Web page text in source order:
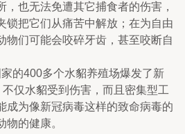
，也无法免遭其它捕食者的伤害，
锁把它们从痛苦中解放；在为自由
物们可能会咬碎牙齿，甚至咬断自
国家的400多个水貂养殖场爆发了新
仅水貂受到伤害，而且密集型工
成为像新冠病毒这样的致命病毒的
物的健康。